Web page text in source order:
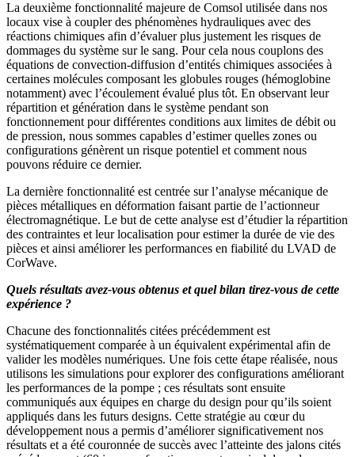
La deuxième fonctionnalité majeure de Comsol utilisée dans nos
locaux vise à coupler des phénomènes hydrauliques avec des
réactions chimiques afin d’évaluer plus justement les risques de
dommages du système sur le sang. Pour cela nous couplons des
équations de convection-diffusion d’entités chimiques associées à
certaines molécules composant les globules rouges (hémoglobine
notamment) avec l’écoulement évalué plus tôt. En observant leur
répartition et génération dans le système pendant son
fonctionnement pour différentes conditions aux limites de débit ou
de pression, nous sommes capables d’estimer quelles zones ou
configurations génèrent un risque potentiel et comment nous
pouvons réduire ce dernier.
La dernière fonctionnalité est centrée sur l’analyse mécanique de
pièces métalliques en déformation faisant partie de l’actionneur
électromagnétique. Le but de cette analyse est d’étudier la répartition
des contraintes et leur localisation pour estimer la durée de vie des
pièces et ainsi améliorer les performances en fiabilité du LVAD de
CorWave.
Quels résultats avez-vous obtenus et quel bilan tirez-vous de cette
expérience ?
Chacune des fonctionnalités citées précédemment est
systématiquement comparée à un équivalent expérimental afin de
valider les modèles numériques. Une fois cette étape réalisée, nous
utilisons les simulations pour explorer des configurations améliorant
les performances de la pompe ; ces résultats sont ensuite
communiqués aux équipes en charge du design pour qu’ils soient
appliqués dans les futurs designs. Cette stratégie au cœur du
développement nous a permis d’améliorer significativement nos
résultats et a été couronnée de succès avec l’atteinte des jalons cités